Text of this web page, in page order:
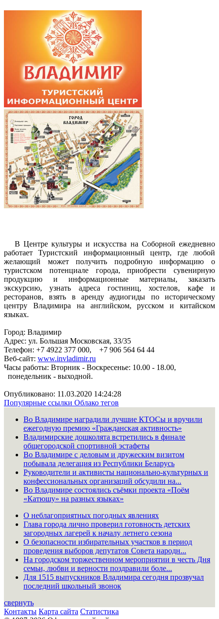
В Центре культуры и искусства на Соборной ежедневно
работает Туристский информационный центр, где любой
желающий может получить подробную информацию о
туристском потенциале города, приобрести сувенирную
продукцию и информационные материалы, заказать
экскурсию, узнать адреса гостиниц, хостелов, кафе и
ресторанов, взять в аренду аудиогиды по историческому
центру Владимира на английском, русском и китайском
языках.
Город: Владимир
Адрес: ул. Большая Московская, 33/35
Телефон: +7 4922 377 000, +7 906 564 64 44
Веб-сайт: www.invladimir.ru
Часы работы: Вторник - Воскресенье: 10.00 - 18.00,
понедельник - выходной.
Опубликовано: 11.03.2020 14:24:28
Популярные ссылки Облако тегов
Во Владимире наградили лучшие КТОСы и вручили
ежегодную премию «Гражданская активность»
Владимирские дошколята встретились в финале
общегородской спортивной эстафеты
Во Владимире с деловым и дружеским визитом
побывала делегация из Республики Беларусь
Руководители и активисты национально-культурных и
конфессиональных организаций обсудили на...
Во Владимире состоялись съёмки проекта «Поём
«Катюшу» на разных языках»
О неблагоприятных погодных явлениях
Глава города лично проверил готовность детских
загородных лагерей к началу летнего сезона
О безопасности избирательных участков в период
проведения выборов депутатов Совета народн...
На городском торжественном мероприятии в честь Дня
семьи, любви и верности поздравили боле...
Для 1515 выпускников Владимира сегодня прозвучал
последний школьный звонок
свернуть
Контакты Карта сайта Статистика